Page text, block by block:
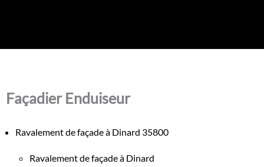
Façadier Enduiseur
Ravalement de façade à Dinard 35800
Ravalement de façade à Dinard